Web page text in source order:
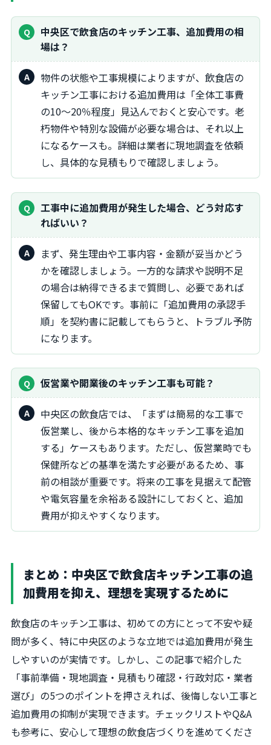
中央区で飲食店のキッチン工事、追加費用の相
場は？
物件の状態や工事規模によりますが、飲食店の
キッチン工事における追加費用は「全体工事費
の10～20％程度」見込んでおくと安心です。老
朽物件や特別な設備が必要な場合は、それ以上
になるケースも。詳細は業者に現地調査を依頼
し、具体的な見積もりで確認しましょう。
工事中に追加費用が発生した場合、どう対応す
ればいい？
まず、発生理由や工事内容・金額が妥当かどう
かを確認しましょう。一方的な請求や説明不足
の場合は納得できるまで質問し、必要であれば
保留してもOKです。事前に「追加費用の承認手
順」を契約書に記載してもらうと、トラブル予防
になります。
仮営業や開業後のキッチン工事も可能？
中央区の飲食店では、「まずは簡易的な工事で
仮営業し、後から本格的なキッチン工事を追加
する」ケースもあります。ただし、仮営業時でも
保健所などの基準を満たす必要があるため、事
前の相談が重要です。将来の工事を見据えて配管
や電気容量を余裕ある設計にしておくと、追加
費用が抑えやすくなります。
まとめ：中央区で飲食店キッチン工事の追
加費用を抑え、理想を実現するために
飲食店のキッチン工事は、初めての方にとって不安や疑
問が多く、特に中央区のような立地では追加費用が発生
しやすいのが実情です。しかし、この記事で紹介した
「事前準備・現地調査・見積もり確認・行政対応・業者
選び」の5つのポイントを押さえれば、後悔しない工事と
追加費用の抑制が実現できます。チェックリストやQ&A
も参考に、安心して理想の飲食店づくりを進めてくださ